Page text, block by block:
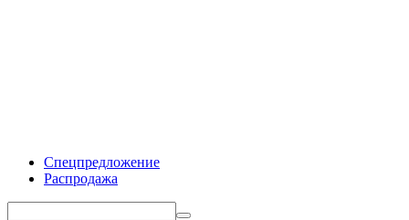
Спецпредложение
Распродажа